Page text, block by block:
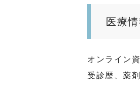
医療
オンライン
受診歴、薬